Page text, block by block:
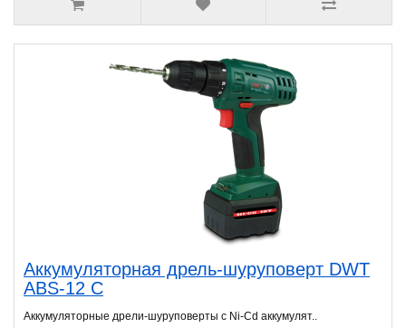
Аккумуляторная дрель-шуруповерт DWT
ABS-12 C
Аккумуляторные дрели-шуруповерты с Ni-Cd аккумулят..